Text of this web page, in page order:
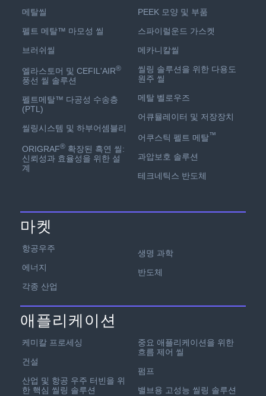
메탈씰
펠트 메탈™ 마모성 씰
브러쉬씰
엘라스토머 및 CEFIL'AIR®
풍선 씰 솔루션
펠트메탈™ 다공성 수송층
(PTL)
씰링시스템 및 하부어셈블리
ORIGRAF®확장된 흑연 씰:
신뢰성과 효율성을 위한 설
계
PEEK 모양 및 부품
스파이럴운드 가스켓
메카니칼씰
씰링 솔루션을 위한 다용도
원주 씰
메탈 벨로우즈
어큐뮬레이터 및 저장장치
어쿠스틱 펠트 메탈™
과압보호 솔루션
테크네틱스 반도체
마켓
항공우주
에너지
각종 산업
생명 과학
반도체
애플리케이션
케미칼 프로세싱
건설
산업 및 항공 우주 터빈을 위
한 핵심 씰링 솔루션
중요 애플리케이션을 위한
흐름 제어 씰
펌프
밸브용 고성능 씰링 솔루션